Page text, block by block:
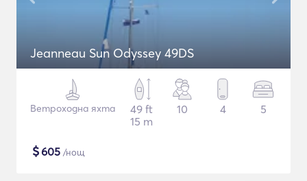
Jeanneau Sun Odyssey 49DS
Ветроходна яхта
49 ft
15 m
10 4 5
$605 /нощ